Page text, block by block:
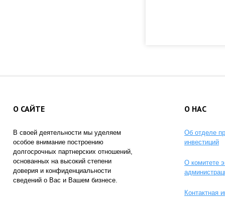
О САЙТЕ
В своей деятельности мы уделяем
особое внимание построению
долгосрочных партнерских отношений,
основанных на высокий степени
доверия и конфиденциальности
сведений о Вас и Вашем бизнесе.
О НАС
Об отделе
инвестиций
О комитете
Контактная